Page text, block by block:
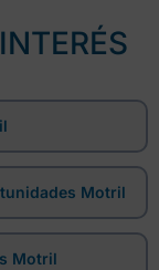
Motril
Motril